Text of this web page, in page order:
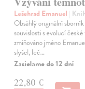
Lešehrad Emanuel |
Obsáhlý originální
souvislosti s evolucí
zmiňováno jméno
slyšel, leč…
Zasielame do 12 dní
22,80 €